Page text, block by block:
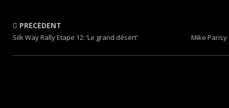
PRÉCÉDENT
Silk Way Rally Etape 12: ‘Le grand désert’ Mike Parisy